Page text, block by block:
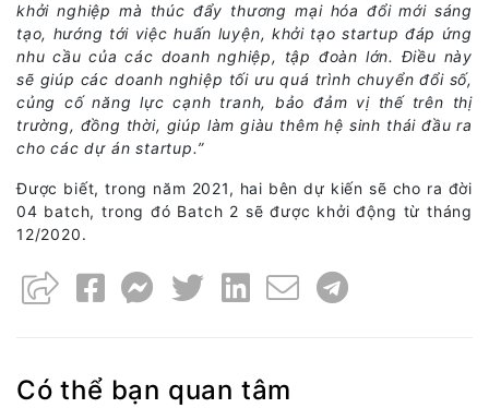
khởi nghiệp mà thúc đẩy thương mại hóa đổi mới sáng
tạo, hướng tới việc huấn luyện, khởi tạo startup đáp ứng
nhu cầu của các doanh nghiệp, tập đoàn lớn. Điều này
sẽ giúp các doanh nghiệp tối ưu quá trình chuyển đổi số,
củng cố năng lực cạnh tranh, bảo đảm vị thế trên thị
trường, đồng thời, giúp làm giàu thêm hệ sinh thái đầu ra
cho các dự án startup.”
Được biết, trong năm 2021, hai bên dự kiến sẽ cho ra đời
04 batch, trong đó Batch 2 sẽ được khởi động từ tháng
12/2020.
Có thể bạn quan tâm